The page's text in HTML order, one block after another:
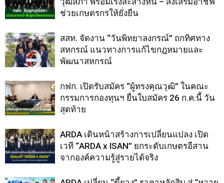
ช่วยเกษตรกรให้ยั่งยืน
สสท. จัดงาน “วันพิทยาลงกรณ์” ถกทิศทาง
สหกรณ์ แนวทางการแก้ไขกฎหมายและ
พัฒนาสหกรณ์
กฟก. เปิดรับสมัคร “ผู้ทรงคุณวุฒิ” ในคณะ
กรรมการกองทุนฯ ยื่นใบสมัคร 26 ก.ค.นี้ วัน
สุดท้าย
ARDA เดินหน้าสร้างการเปลี่ยนแปลง เปิด
เวที “ARDA x ISAN” ยกระดับเกษตรอีสาน
จากองค์ความรู้สู่รายได้จริง